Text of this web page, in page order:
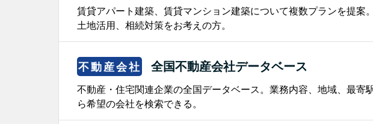
賃貸アパート建築、賃貸マンション建築について複数プランを提案。
土地活用、相続対策をお考えの方。
不動産会社 全国不動産会社データベース
不動産・住宅関連企業の全国データベース。業務内容、地域、最寄
ら希望の会社を検索できる。